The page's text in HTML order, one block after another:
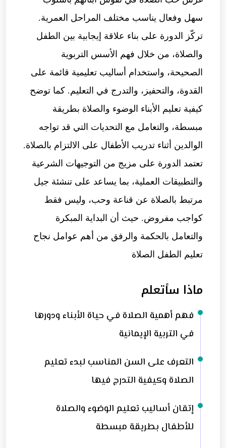
سهل وفعال يناسب مختلف المراحل العمرية.
تركّز الدورة على بناء علاقة إيجابية بين الطفل
والصلاة، من خلال فهم الأسس التربوية
الصحيحة، واستخدام أساليب تعليمية قائمة على
القدوة، والتحفيز، والتدرج في التعليم. كما توضح
كيفية تعليم الأبناء الوضوء والصلاة بطريقة
مبسطة، والتعامل مع التحديات التي قد تواجه
الوالدين أثناء تدريب الأطفال على الالتزام بالصلاة.
تعتمد الدورة على مزيج من التوجيهات الشرعية
والتطبيقات العملية، بما يساعد على تنشئة جيل
مرتبط بالصلاة عن قناعة وحب، وليس فقط
كواجب مفروض. حيث أن البداية المبكرة
والتعامل بالحكمة والرفق من أهم عوامل نجاح
تعليم الطفل الصلاة
ماذا سأتعلم
فهم أهمية الصلاة في حياة الأبناء ودورها
في التربية الإيمانية
التعرف على السن المناسب لبدء تعليم
الصلاة وكيفية التدرج فيها
إتقان أساليب تعليم الوضوء والصلاة
للأطفال بطريقة مبسطة